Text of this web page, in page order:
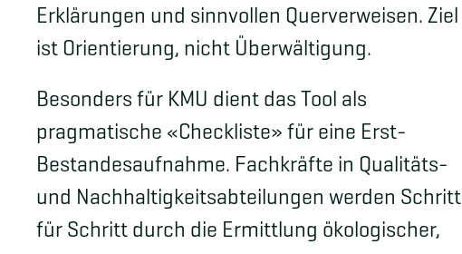
Erklärungen und sinnvollen Querverweisen. Ziel
ist Orientierung, nicht Überwältigung.
Besonders für KMU dient das Tool als
pragmatische «Checkliste» für eine Erst-
Bestandesaufnahme. Fachkräfte in Qualitäts-
und Nachhaltigkeitsabteilungen werden Schritt
für Schritt durch die Ermittlung ökologischer,